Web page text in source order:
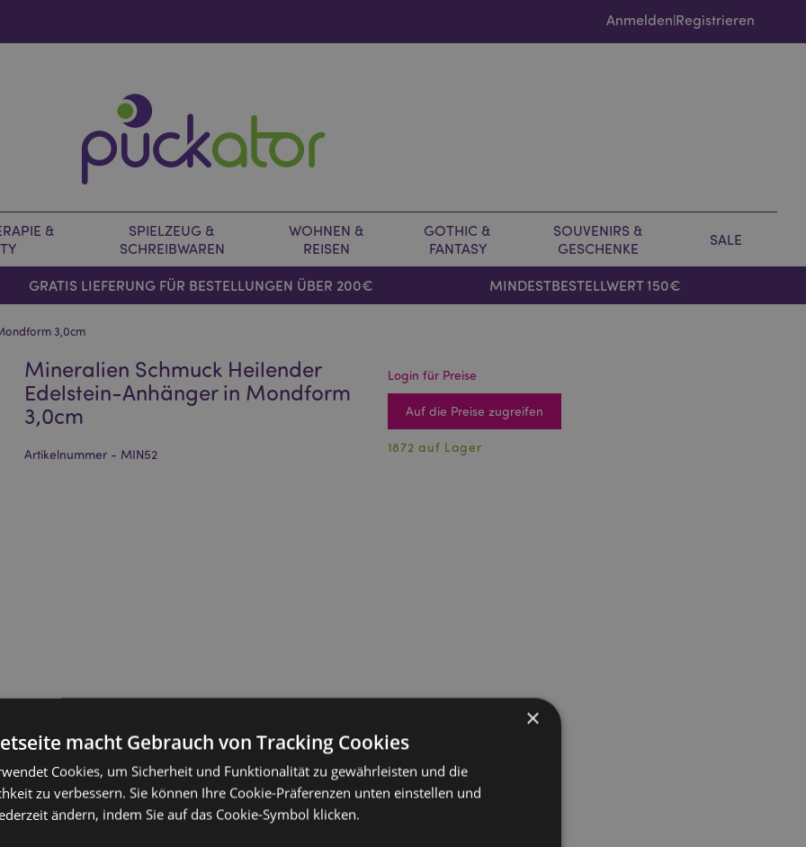
Anmelden|Registrieren
&
SPIELZEUG &
SCHREIBWAREN
WOHNEN &
REISEN
GOTHIC &
FANTASY
SOUVENIRS &
GESCHENKE
SALE
GRATIS LIEFERUNG FÜR BESTELLUNGEN ÜBER 200€ MINDESTBESTELLWERT 150€
3,0cm
Mineralien Schmuck Heilender
Edelstein-Anhänger in Mondform
3,0cm
Artikelnummer - MIN52
Login für Preise
Auf die Preise zugreifen
1872 auf Lager
×
macht Gebrauch von Tracking Cookies
Cookies, um Sicherheit und Funktionalität zu gewährleisten und die
zu verbessern. Sie können Ihre Cookie-Präferenzen unten einstellen und
ändern, indem Sie auf das Cookie-Symbol klicken.